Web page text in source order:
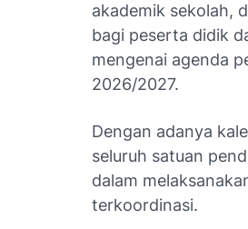
akademik sekolah,
bagi peserta didik
mengenai agenda
2026/2027.
Dengan adanya
seluruh satuan
dalam
terkoordinasi.